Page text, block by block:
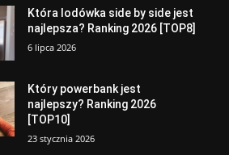
Która lodówka side by side jest
najlepsza? Ranking 2026 [TOP8]
6 lipca 2026
Który powerbank jest
najlepszy? Ranking 2026
[TOP10]
23 stycznia 2026